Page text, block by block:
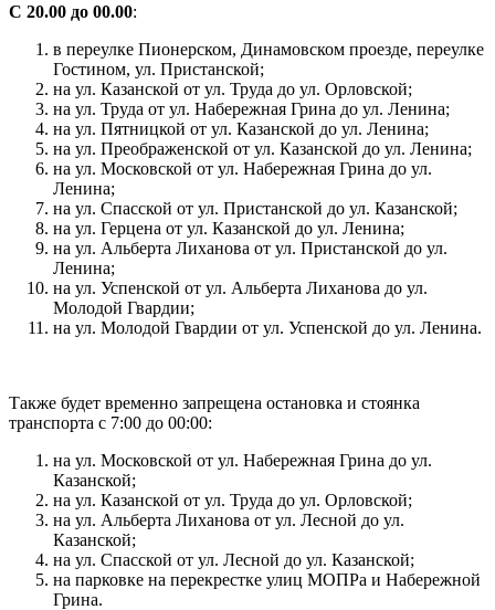
С 20.00 до 00.00:
в переулке Пионерском, Динамовском проезде, переулке
Гостином, ул. Пристанской;
на ул. Казанской от ул. Труда до ул. Орловской;
на ул. Труда от ул. Набережная Грина до ул. Ленина;
на ул. Пятницкой от ул. Казанской до ул. Ленина;
на ул. Преображенской от ул. Казанской до ул. Ленина;
на ул. Московской от ул. Набережная Грина до ул.
Ленина;
на ул. Спасской от ул. Пристанской до ул. Казанской;
на ул. Герцена от ул. Казанской до ул. Ленина;
на ул. Альберта Лиханова от ул. Пристанской до ул.
Ленина;
на ул. Успенской от ул. Альберта Лиханова до ул.
Молодой Гвардии;
на ул. Молодой Гвардии от ул. Успенской до ул. Ленина.
Также будет временно запрещена остановка и стоянка
транспорта с 7:00 до 00:00:
на ул. Московской от ул. Набережная Грина до ул.
Казанской;
на ул. Казанской от ул. Труда до ул. Орловской;
на ул. Альберта Лиханова от ул. Лесной до ул.
Казанской;
на ул. Спасской от ул. Лесной до ул. Казанской;
на парковке на перекрестке улиц МОПРа и Набережной
Грина.